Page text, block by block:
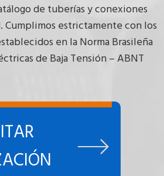
de tuberías y conexiones
Cumplimos estrictamente con los
en la Norma Brasileña
de Baja Tensión – ABNT